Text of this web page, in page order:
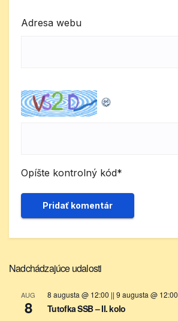
Adresa webu
Opíšte kontrolný kód*
Nadchádzajúce udalosti
AUG
8
8 augusta @ 12:00 || 9 augusta @ 12:00
Tutofka SSB – II. kolo